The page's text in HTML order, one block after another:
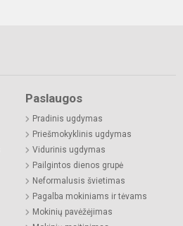
Paslaugos
Pradinis ugdymas
Priešmokyklinis ugdymas
Vidurinis ugdymas
Pailgintos dienos grupė
Neformalusis švietimas
Pagalba mokiniams ir tėvams
Mokinių pavėžėjimas